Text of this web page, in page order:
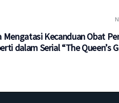
Mengatasi Kecanduan Obat
dalam Serial “The Queen’s